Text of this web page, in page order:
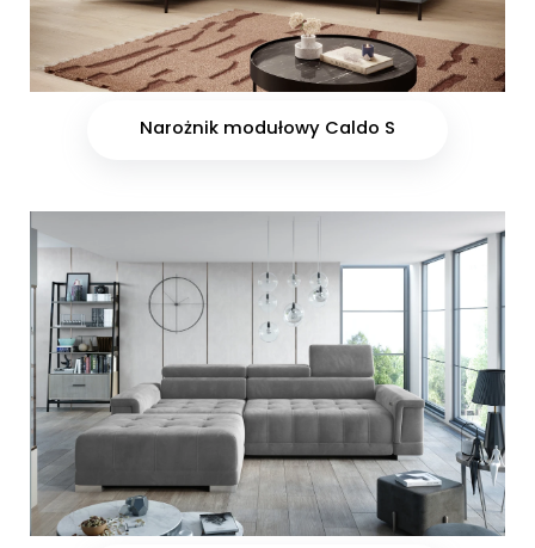
Narożnik modułowy Caldo S